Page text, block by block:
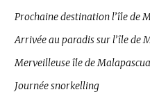
Prochaine destination l’île de
Arrivée au paradis sur l’île de
Merveilleuse île de Malapascua
Journée snorkelling